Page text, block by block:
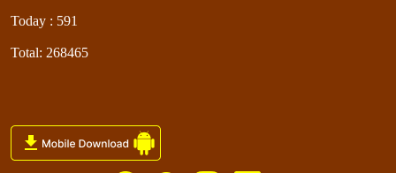
Today : 591
Total: 268465